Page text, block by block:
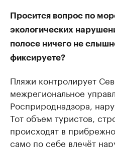
Просится вопрос по
экологических
полосе ничего не
фиксируете?
Пляжи контролирует
межрегиональное
Росприроднадзора,
Тот объем туристов,
происходят в
само по себе влечёт